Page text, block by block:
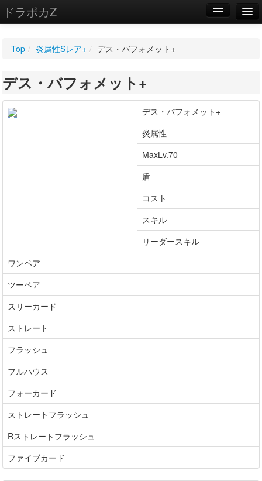
ドラポカZ
WIKI
設定
Top / 炎属性Sレア+ / デス・バフォメット+
デス・バフォメット+
デス・バフォメット+
炎属性
MaxLv.70
盾
コスト
スキル
リーダースキル
ワンペア
ツーペア
スリーカード
ストレート
フラッシュ
フルハウス
フォーカード
ストレートフラッシュ
Rストレートフラッシュ
ファイブカード